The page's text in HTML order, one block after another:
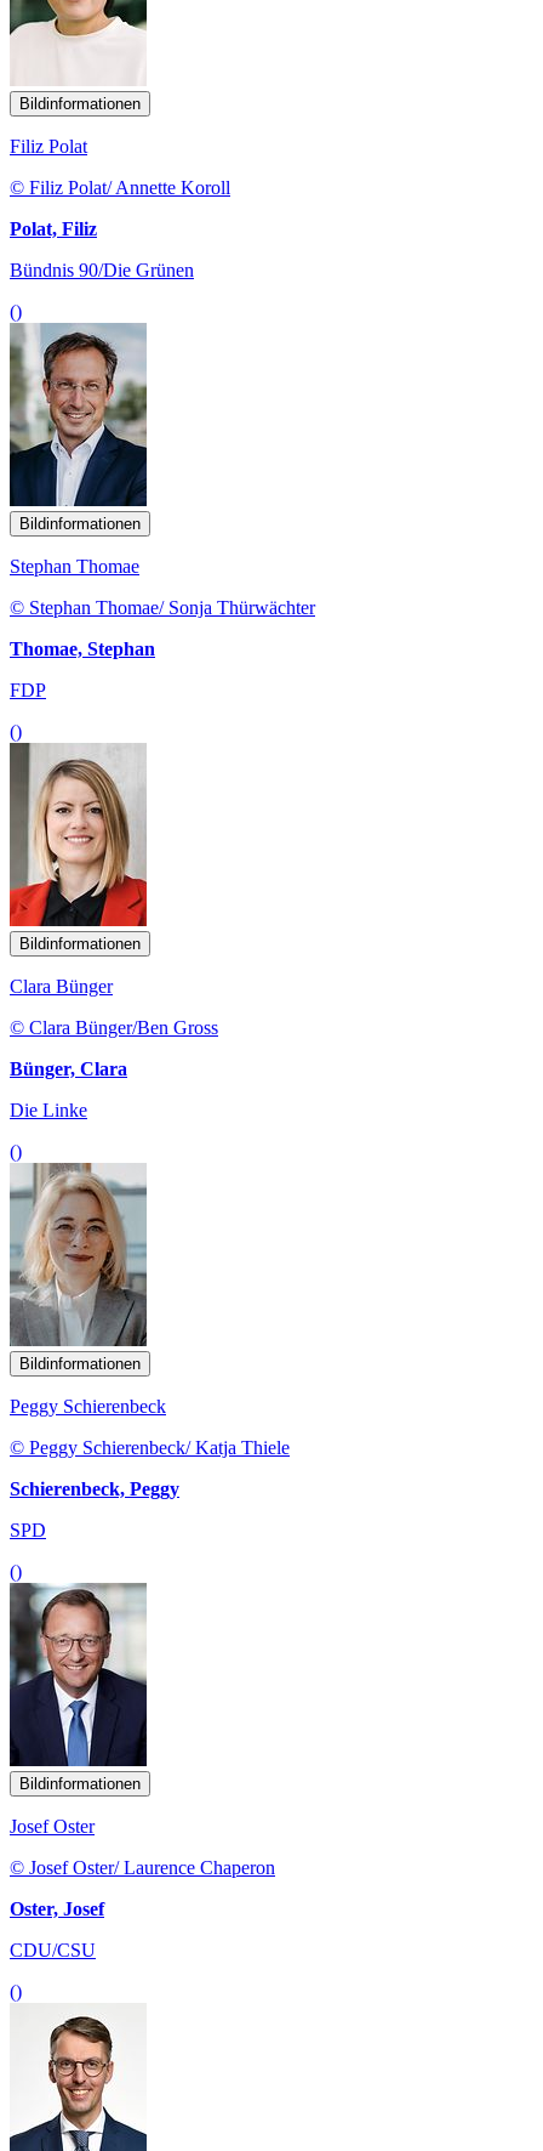
Bildinformationen
Filiz Polat
© Filiz Polat/ Annette Koroll
Polat, Filiz
Bündnis 90/Die Grünen
()
Bildinformationen
Stephan Thomae
© Stephan Thomae/ Sonja Thürwächter
Thomae, Stephan
FDP
()
Bildinformationen
Clara Bünger
© Clara Bünger/Ben Gross
Bünger, Clara
Die Linke
()
Bildinformationen
Peggy Schierenbeck
© Peggy Schierenbeck/ Katja Thiele
Schierenbeck, Peggy
SPD
()
Bildinformationen
Josef Oster
© Josef Oster/ Laurence Chaperon
Oster, Josef
CDU/CSU
()